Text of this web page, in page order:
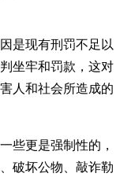
是现有刑罚不足以
坐牢和罚款，这对
人和社会所造成的
些更是强制性的，
破坏公物、敲诈勒